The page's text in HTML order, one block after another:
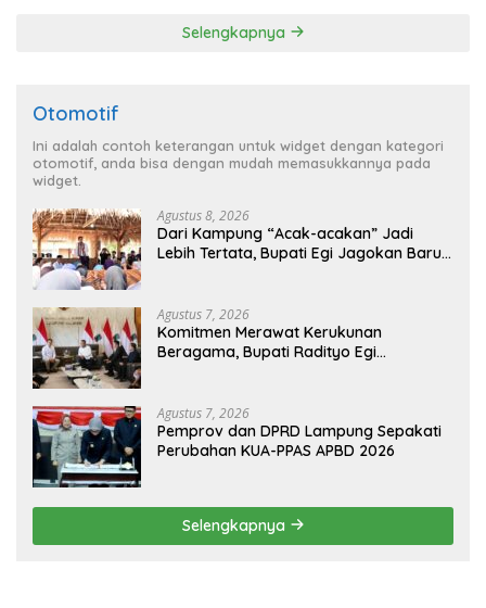
Selengkapnya
Otomotif
Ini adalah contoh keterangan untuk widget dengan kategori
otomotif, anda bisa dengan mudah memasukkannya pada
widget.
Agustus 8, 2026
Dari Kampung “Acak-acakan” Jadi
Lebih Tertata, Bupati Egi Jagokan Baru
Agustus 7, 2026
Komitmen Merawat Kerukunan
Beragama, Bupati Radityo Egi
Agustus 7, 2026
Pemprov dan DPRD Lampung Sepakati
Perubahan KUA-PPAS APBD 2026
Selengkapnya